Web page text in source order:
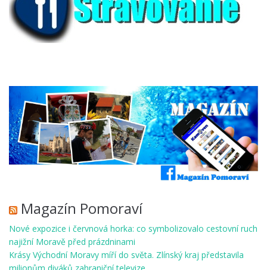
Magazín Pomoraví
Nové expozice i červnová horka: co symbolizovalo cestovní ruch
najižní Moravě před prázdninami
Krásy Východní Moravy míří do světa. Zlínský kraj představila